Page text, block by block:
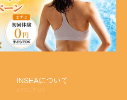
INSEAについて
ABOUT US